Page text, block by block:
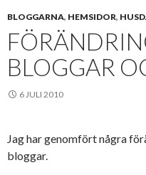
BLOGGARNA, HEMSIDOR,
BLOGGAR
6 JULI 2010
Jag har genomfört några
bloggar.